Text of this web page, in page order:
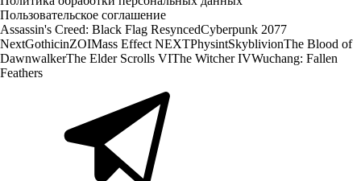
Пользовательское соглашение
Assassin's Creed: Black Flag ResyncedCyberpunk 2077
NextGothicinZOIMass Effect NEXTPhysintSkyblivionThe Blood of
DawnwalkerThe Elder Scrolls VIThe Witcher IVWuchang: Fallen
Feathers